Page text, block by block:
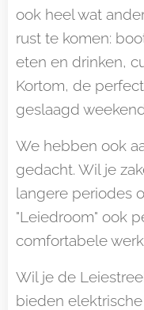
ook heel wat
rust te komen:
eten en drinken,
Kortom, de
geslaagd
We hebben ook
gedacht. Wil je
langere periodes
"Leiedroom" ook
comfortabele
Wil je de
bieden